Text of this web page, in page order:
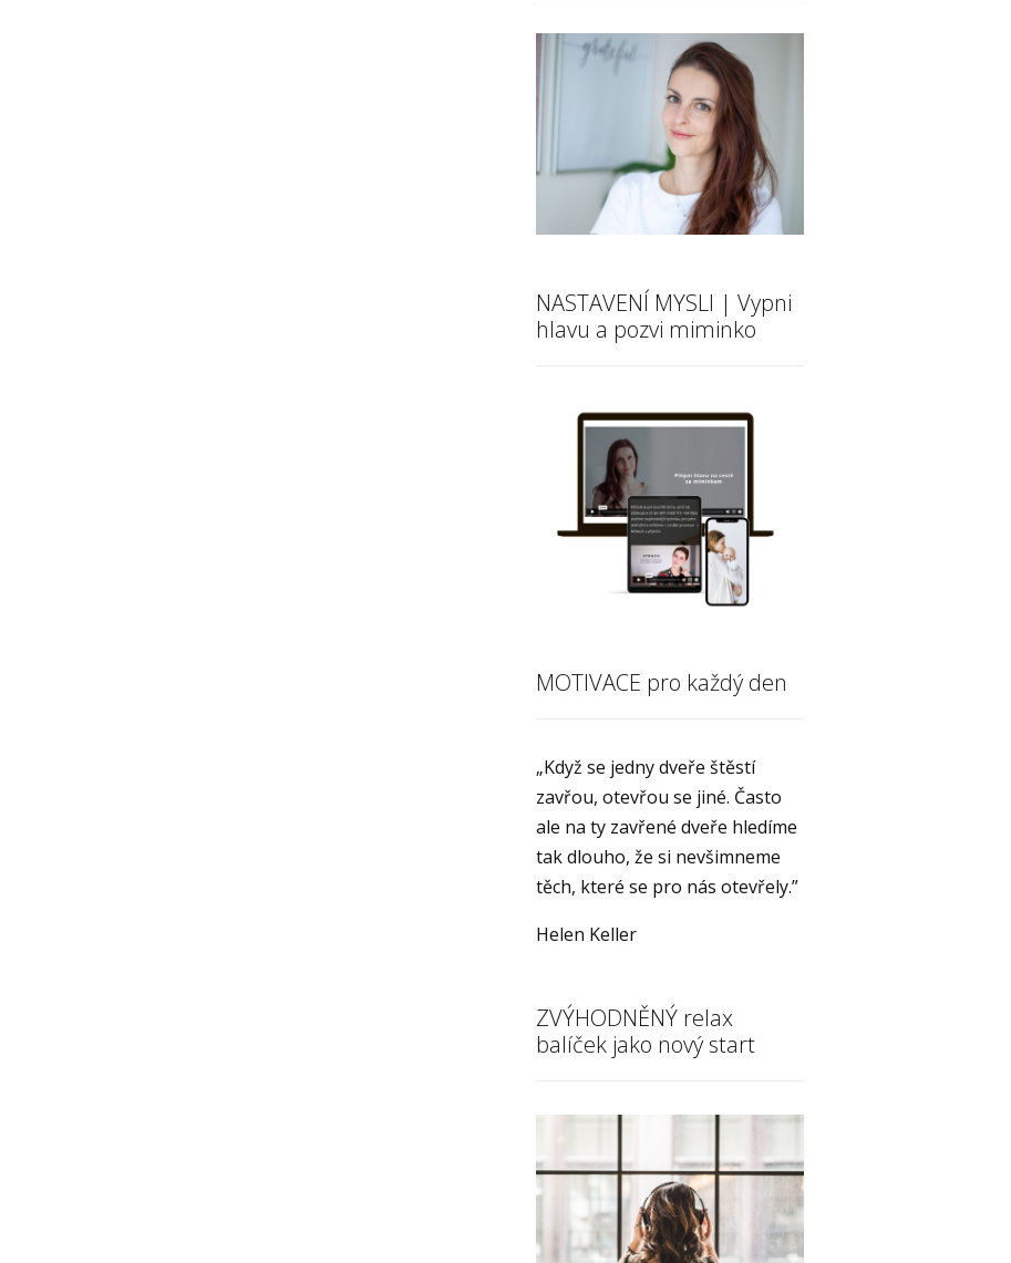
NASTAVENÍ MYSLI | Vypni
hlavu a pozvi miminko
MOTIVACE pro každý den
„Když se jedny dveře štěstí
zavřou, otevřou se jiné. Často
ale na ty zavřené dveře hledíme
tak dlouho, že si nevšimneme
těch, které se pro nás otevřely.”
Helen Keller
ZVÝHODNĚNÝ relax
balíček jako nový start